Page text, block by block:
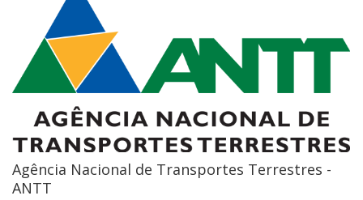
Agência Nacional de Transportes Terrestres -
ANTT